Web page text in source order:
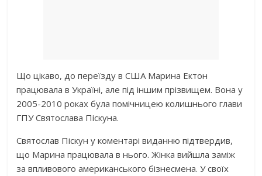
Що цікаво, до переїзду в США Марина Ектон
працювала в Україні, але під іншим прізвищем. Вона у
2005-2010 роках була помічницею колишнього глави
ГПУ Святослава Піскуна.
Святослав Піскун у коментарі виданню підтвердив,
що Марина працювала в нього. Жінка вийшла заміж
за впливового американського бізнесмена. У своїх